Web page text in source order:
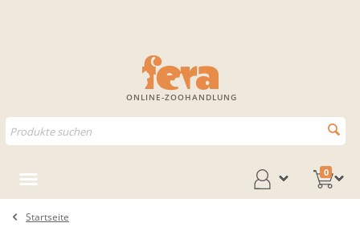
ONLINE-ZOOHANDLUNG
0
Startseite